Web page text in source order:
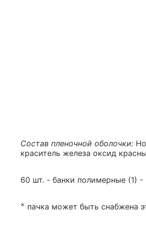
Состав пленочной оболочки:
краситель железа оксид
60 шт. - банки полимерные (1) -
× пачка может быть снабжена